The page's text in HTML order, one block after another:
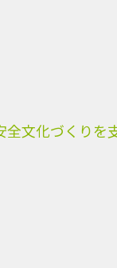
文化づくりを